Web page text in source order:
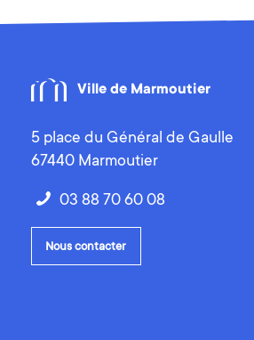
Ville de Marmoutier
5 place du Général de Gaulle
67440 Marmoutier
03 88 70 60 08
Nous contacter